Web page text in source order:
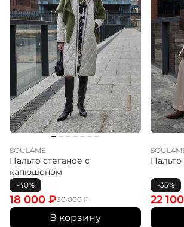
SOUL4ME
Пальто стеганое с
капюшоном
-40%
30 000₽
18 000 ₽
В корзину
-35%
22 100